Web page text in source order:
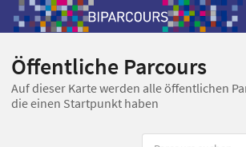
Öffentliche Parcours
Auf dieser Karte werden alle öffentlichen
die einen Startpunkt haben